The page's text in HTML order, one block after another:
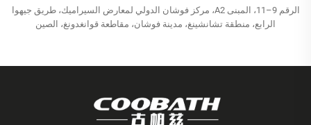
الرقم 9–11، المبنى A2، مركز فوشان الدولي لمعارض السيراميك، طريق جيهوا
الرابع، منطقة تشانشينغ، مدينة فوشان، مقاطعة قوانغدونغ، الصين